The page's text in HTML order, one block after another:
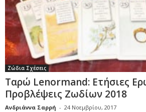
Ζώδια Σχέσεις
Ταρώ Lenormand: Ετήσιες
Προβλέψεις Ζωδίων 2018
Ανδριάννα Σαρρή - 24 Νοεμβρίου, 2017